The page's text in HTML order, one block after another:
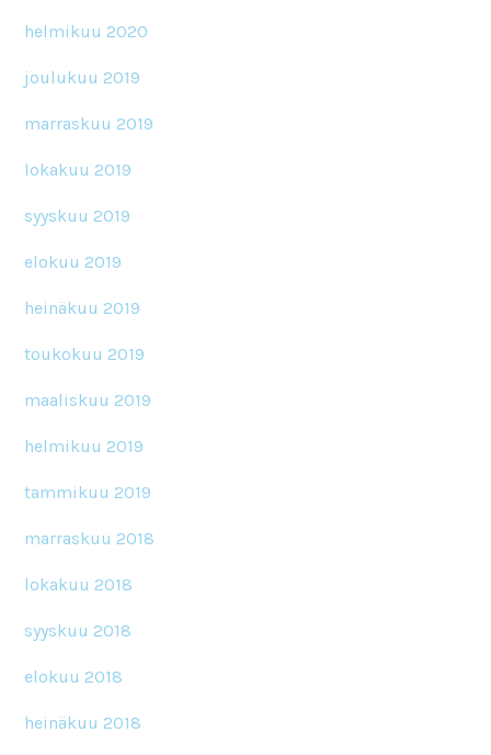
helmikuu 2020
joulukuu 2019
marraskuu 2019
lokakuu 2019
syyskuu 2019
elokuu 2019
heinäkuu 2019
toukokuu 2019
maaliskuu 2019
helmikuu 2019
tammikuu 2019
marraskuu 2018
lokakuu 2018
syyskuu 2018
elokuu 2018
heinäkuu 2018